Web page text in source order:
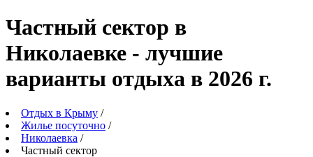
Частный сектор в
Николаевке - лучшие
варианты отдыха в 2026 г.
Отдых в Крыму /
Жилье посуточно /
Николаевка /
Частный сектор